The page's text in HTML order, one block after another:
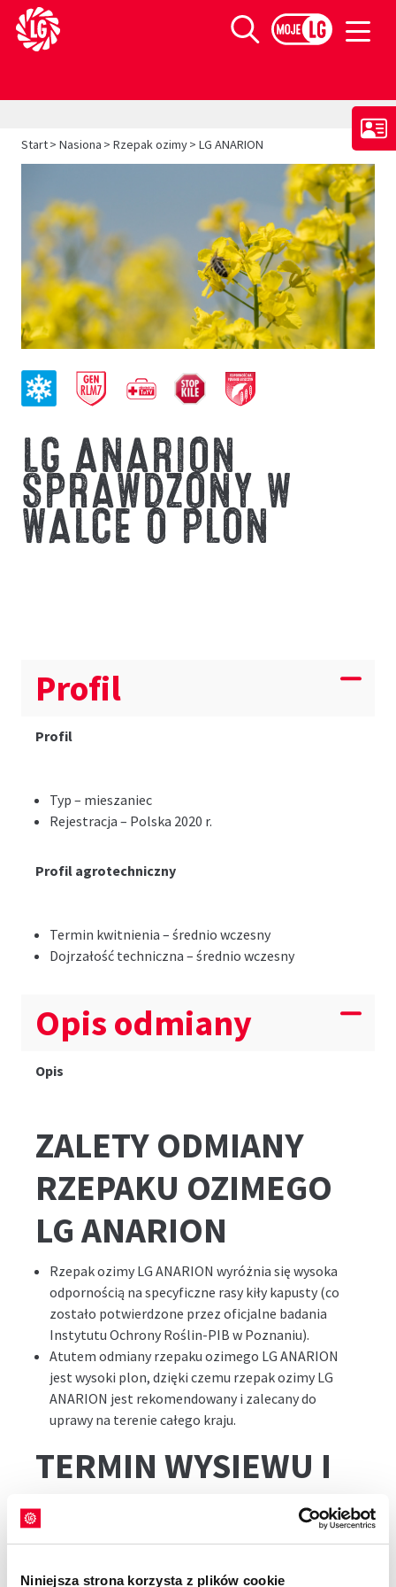
Niniejsza strona korzysta z plików cookie
Limagrain europejski lider w produkcji materiału siewnego
Szukaj
Start> Nasiona > Rzepak ozimy> LG ANARION
LG ANARION
SPRAWDZONY W
WALCE O PLON
Profil
Profil
Typ – mieszaniec
Rejestracja – Polska 2020 r.
Profil agrotechniczny
Termin kwitnienia – średnio wczesny
Dojrzałość techniczna – średnio wczesny
Opis odmiany
Opis
ZALETY ODMIANY
RZEPAKU OZIMEGO
LG ANARION
Rzepak ozimy LG ANARION wyróżnia się wysoka
odpornością na specyficzne rasy kiły kapusty (co
zostało potwierdzone przez oficjalne badania
Instytutu Ochrony Roślin-PIB w Poznaniu).
Atutem odmiany rzepaku ozimego LG ANARION
jest wysoki plon, dzięki czemu rzepak ozimy LG
ANARION jest rekomendowany i zalecany do
uprawy na terenie całego kraju.
TERMIN WYSIEWU I
NORMA RZEPAKU
OZIMEGO LG